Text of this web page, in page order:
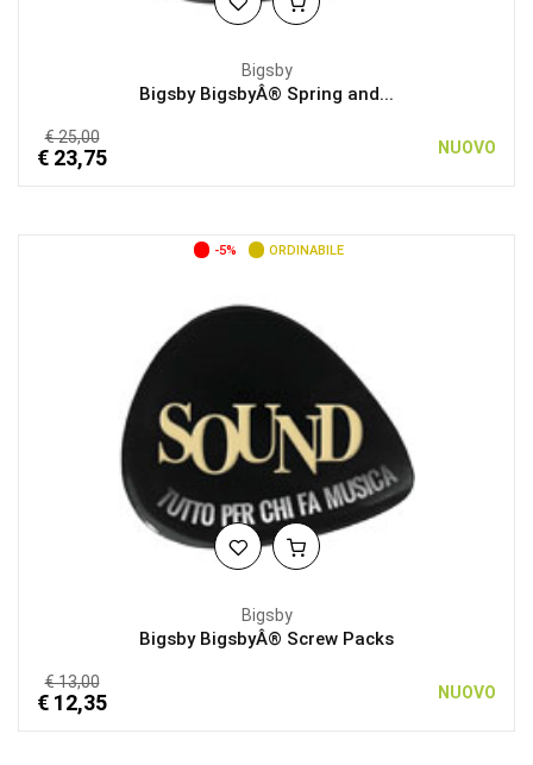
Bigsby
Bigsby BigsbyÂ® Spring and...
€ 25,00
€ 23,75 NUOVO
-5% ORDINABILE
Bigsby
Bigsby BigsbyÂ® Screw Packs
€ 13,00
€ 12,35 NUOVO